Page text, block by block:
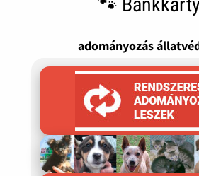
adományozás